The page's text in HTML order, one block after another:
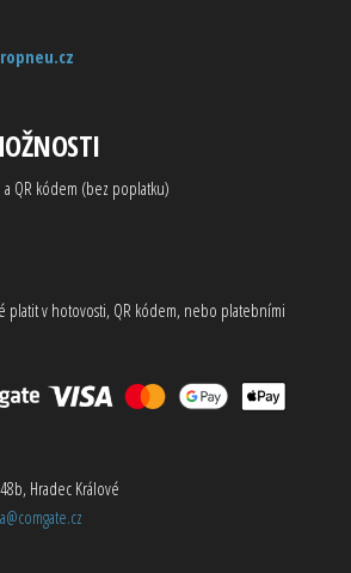
QR kódem (bez poplatku)
platit v hotovosti, QR kódem, nebo platebními
Hradec Králové